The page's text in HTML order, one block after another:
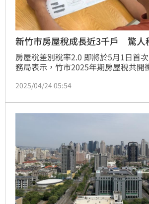
新竹市房屋稅成長近3千戶 驚人
房屋稅差別稅率2.0 即將於5月1日首
務局表示，竹市2025年期房屋稅共開
戶，成長 1.43%，稅收增加 1 億2,800
因未設戶籍，不符合新版自住用稅率
2025/04/24 05:54